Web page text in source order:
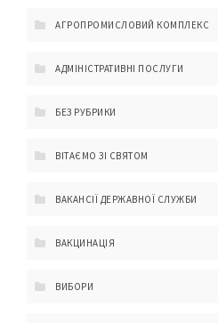
АГРОПРОМИСЛОВИЙ КОМПЛЕКС
АДМІНІСТРАТИВНІ ПОСЛУГИ
БЕЗ РУБРИКИ
ВІТАЄМО ЗІ СВЯТОМ
ВАКАНСІЇ ДЕРЖАВНОЇ СЛУЖБИ
ВАКЦИНАЦІЯ
ВИБОРИ